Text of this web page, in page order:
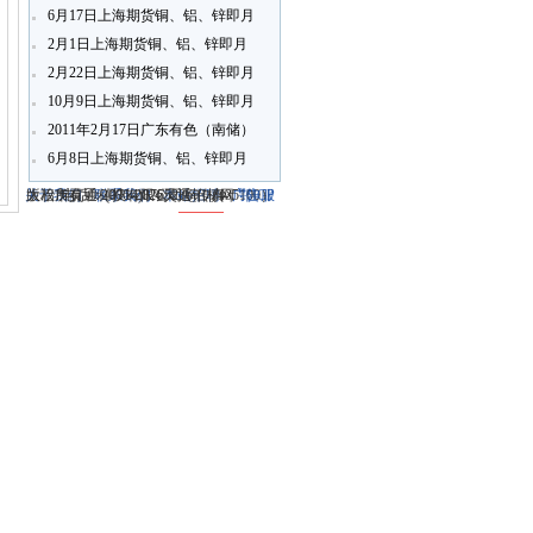
6月17日上海期货铜、铝、锌即月
开盘行情
2月1日上海期货铜、铝、锌即月
开盘行情
2月22日上海期货铜、铝、锌即月
开盘行情
10月9日上海期货铜、铝、锌即月
开盘行情
2011年2月17日广东有色（南储）
铝锭现货报价
6月8日上海期货铜、铝、锌即月
开盘行情
关于我们-联系我们-本站招聘-广告服
电话：(0714)8765286 传真：
大冶市灵通科技有限公司 @ （435100）
版权所有 © 2006-2026灵通铝材网鄂ICP